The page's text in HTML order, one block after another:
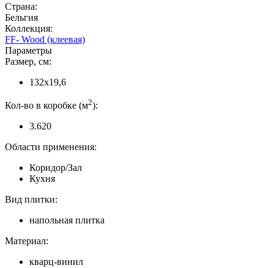
Страна:
Бельгия
Коллекция:
FF- Wood (клеевая)
Параметры
Размер, см:
132x19,6
Кол-во в коробке (м2):
3.620
Области применения:
Коридор/Зал
Кухня
Вид плитки:
напольная плитка
Материал:
кварц-винил